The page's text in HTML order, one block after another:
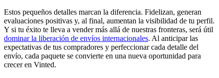
Estos pequeños detalles marcan la diferencia. Fidelizan, generan
evaluaciones positivas y, al final, aumentan la visibilidad de tu perfil.
Y si tu éxito te lleva a vender más allá de nuestras fronteras, será útil
dominar la liberación de envíos internacionales. Al anticipar las
expectativas de tus compradores y perfeccionar cada detalle del
envío, cada paquete se convierte en una nueva oportunidad para
crecer en Vinted.